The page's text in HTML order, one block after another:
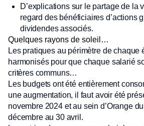
D’explications sur le partage de la
regard des bénéficiaires d’actions
dividendes associés.
Quelques rayons de soleil…
Les pratiques au périmètre de chaque
harmonisés pour que chaque salarié
critères communs…
Les budgets ont été entièrement
une augmentation, il faut avoir été
novembre 2024 et au sein d’Orange
décembre au 30 avril.